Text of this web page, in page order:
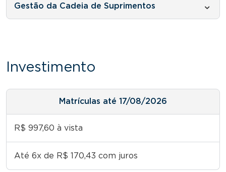
Gestão da Cadeia de Suprimentos
Investimento
Matrículas até 17/08/2026
R$ 997,60 à vista
Até 6x de R$ 170,43 com juros